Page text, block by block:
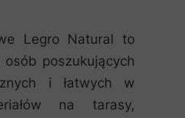
Legro Natural to
poszukujących
i łatwych w
na tarasy,